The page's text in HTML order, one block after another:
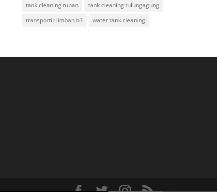
tank cleaning tuban
tank cleaning tulungagung
transportir limbah b3
water tank cleaning